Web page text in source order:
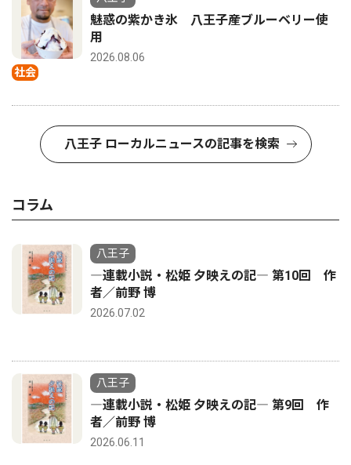
社会
魅惑の紫かき氷 八王子産ブルーベリー使
用
2026.08.06
八王子 ローカルニュースの記事を検索
コラム
八王子
―連載小説・松姫 夕映えの記― 第10回 作
者／前野 博
2026.07.02
八王子
―連載小説・松姫 夕映えの記― 第9回 作
者／前野 博
2026.06.11